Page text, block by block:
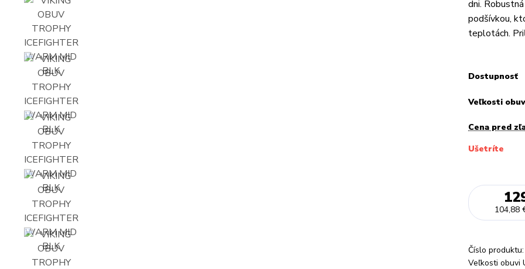
dni.
podšívkou,
teplotách.
Dostupnosť
Veľkosti
Cena pred
Ušetríte
104,88
Číslo produktu:
Veľkosti obuvi